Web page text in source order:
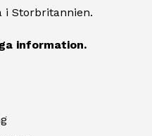
i Storbritannien.
information.